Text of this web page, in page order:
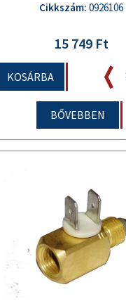
Cikkszám: 0926106
15 749 Ft
KOSÁRBA
BŐVEBBEN